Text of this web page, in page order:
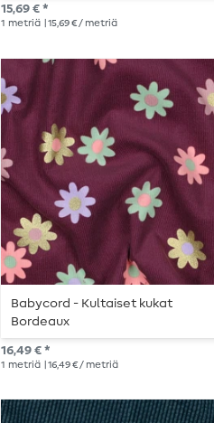
15,69 € *
1 metriä | 15,69 € / metriä
Babycord - Kultaiset kukat
Bordeaux
16,49 € *
1 metriä | 16,49 € / metriä